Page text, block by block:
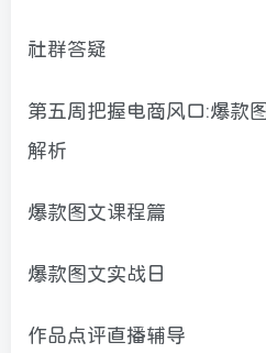
社群答疑
第五周把握电商风口:爆款
解析
爆款图文课程篇
爆款图文实战日
作品点评直播辅导